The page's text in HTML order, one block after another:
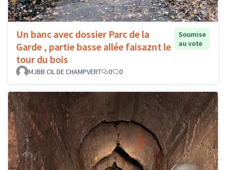
Un banc avec dossier Parc de la
Garde , partie basse allée faisaznt le
tour du bois
Soumise
au vote
MJBB CIL DE CHAMPVERT 0 0